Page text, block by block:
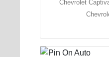
Chevrolet